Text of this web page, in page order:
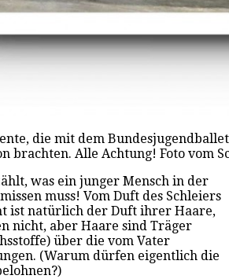
die mit dem
brachten. Alle Achtung! Foto vom
was ein junger Mensch in der
muss! Vom Duft des Schleiers
ist natürlich der Duft ihrer Haare,
nicht, aber Haare sind Träger
über die vom Vater
(Warum dürfen eigentlich die